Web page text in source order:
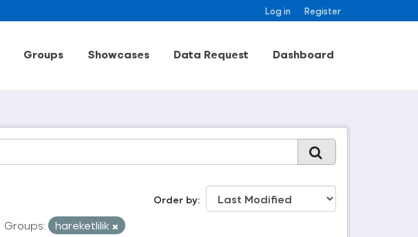
Log in Register
Groups Showcases Data Request Dashboard
Order by
Groups:
hareketlilik